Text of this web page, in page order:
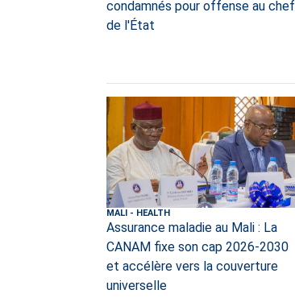
condamnés pour offense au chef
de l'État
MALI - HEALTH
Assurance maladie au Mali : La
CANAM fixe son cap 2026-2030
et accélère vers la couverture
universelle